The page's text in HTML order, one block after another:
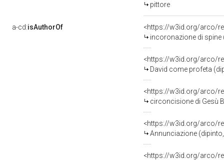
pittore
a-cd:isAuthorOf
<https://w3id.org/arco/
incoronazione di spine
<https://w3id.org/arco/
David come profeta
<https://w3id.org/arco/
circoncisione di Gesù
<https://w3id.org/arco/
Annunciazione
<https://w3id.org/arco/